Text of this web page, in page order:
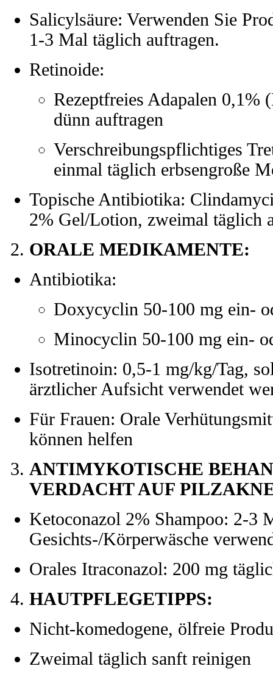
Salicylsäure: Verwenden Sie
1-3 Mal täglich auftragen.
Retinoide:
Rezeptfreies Adapalen
dünn auftragen
Verschreibungspflichtiges
einmal täglich erbsengroße
Topische Antibiotika:
2% Gel/Lotion, zweimal täglich
ORALE MEDIKAMENTE:
Antibiotika:
Doxycyclin 50-100 mg ein-
Minocyclin 50-100 mg ein-
Isotretinoin: 0,5-1 mg/kg/Tag,
ärztlicher Aufsicht verwendet
Für Frauen: Orale
können helfen
ANTIMYKOTISCHE
VERDACHT AUF
Ketoconazol 2% Shampoo: 2-3
Gesichts-/Körperwäsche
Orales Itraconazol: 200 mg
HAUTPFLEGETIPPS:
Nicht-komedogene, ölfreie
Zweimal täglich sanft reinigen